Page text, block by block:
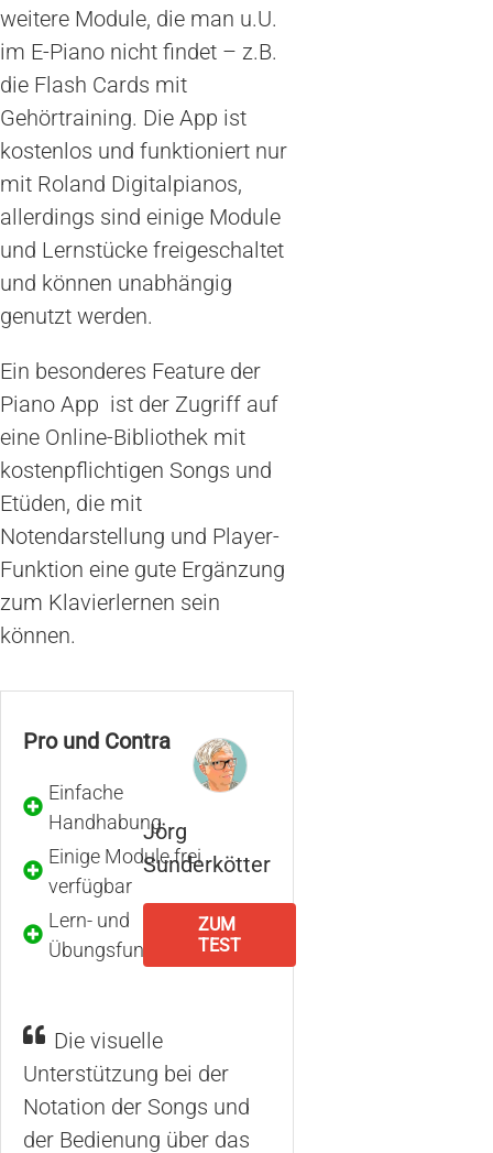
weitere Module, die man u.U.
im E-Piano nicht findet – z.B.
die Flash Cards mit
Gehörtraining. Die App ist
kostenlos und funktioniert nur
mit Roland Digitalpianos,
allerdings sind einige Module
und Lernstücke freigeschaltet
und können unabhängig
genutzt werden.
Ein besonderes Feature der
Piano App ist der Zugriff auf
eine Online-Bibliothek mit
kostenpflichtigen Songs und
Etüden, die mit
Notendarstellung und Player-
Funktion eine gute Ergänzung
zum Klavierlernen sein
können.
Pro und Contra
Einfache
Handhabung
Einige Module frei
verfügbar
Lern- und
Übungsfunktionen
Jörg
Sunderkötter
ZUM
TEST
Die visuelle
Unterstützung bei der
Notation der Songs und
der Bedienung über das